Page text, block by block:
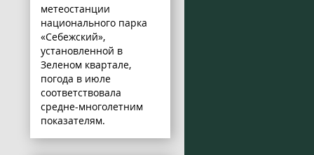
метеостанции
национального парка
«Себежский»,
установленной в
Зеленом квартале,
погода в июле
соответствовала
средне-многолетним
показателям.